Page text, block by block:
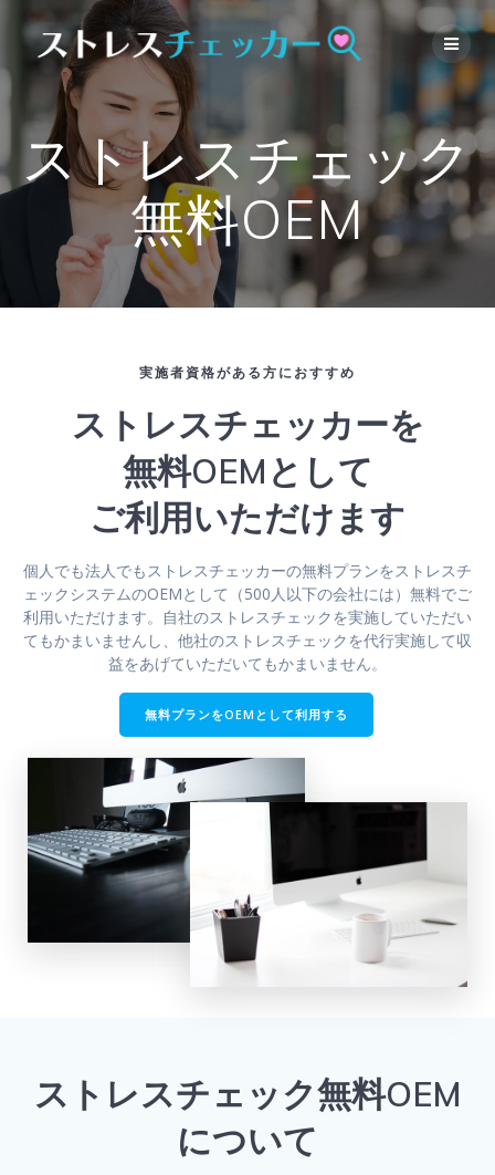
to
content
ストレスチェック
無料OEM
実施者資格がある方におすすめ
ストレスチェッカーを
無料OEMとして
ご利用いただけます
個人でも法人でもストレスチェッカーの無料プランをストレスチ
ェックシステムのOEMとして（500人以下の会社には）無料でご
利用いただけます。自社のストレスチェックを実施していただい
てもかまいませんし、他社のストレスチェックを代行実施して収
益をあげていただいてもかまいません。
無料プランをOEMとして利用する
ストレスチェック無料OEM
について